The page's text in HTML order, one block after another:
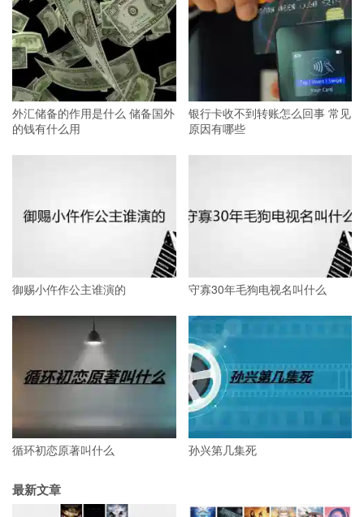
外汇储备的作用是什么 储备国外
的钱有什么用
银行卡收不到转账怎么回事 常见
原因有哪些
御赐小仵作公主谁演的 守寡30年毛狗电视名叫什么
循环初恋原著叫什么 孙兴第几集死
最新文章